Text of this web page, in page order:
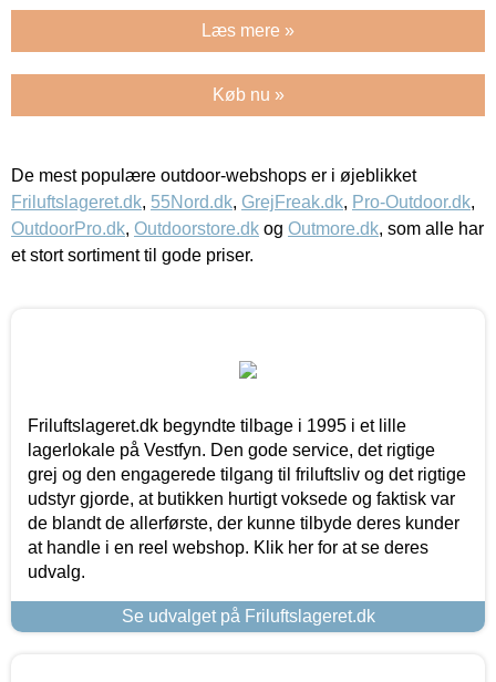
Læs mere »
Køb nu »
De mest populære outdoor-webshops er i øjeblikket
Friluftslageret.dk, 55Nord.dk, GrejFreak.dk, Pro-Outdoor.dk,
OutdoorPro.dk, Outdoorstore.dk og Outmore.dk, som alle har
et stort sortiment til gode priser.
Friluftslageret.dk begyndte tilbage i 1995 i et lille
lagerlokale på Vestfyn. Den gode service, det rigtige
grej og den engagerede tilgang til friluftsliv og det rigtige
udstyr gjorde, at butikken hurtigt voksede og faktisk var
de blandt de allerførste, der kunne tilbyde deres kunder
at handle i en reel webshop. Klik her for at se deres
udvalg.
Se udvalget på Friluftslageret.dk